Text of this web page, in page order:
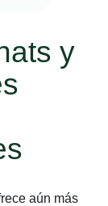
y
aún más